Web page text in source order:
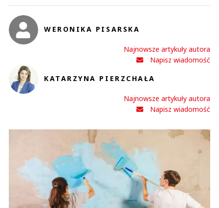
WERONIKA PISARSKA
Najnowsze artykuły autora
Napisz wiadomość
KATARZYNA PIERZCHAŁA
Najnowsze artykuły autora
Napisz wiadomość